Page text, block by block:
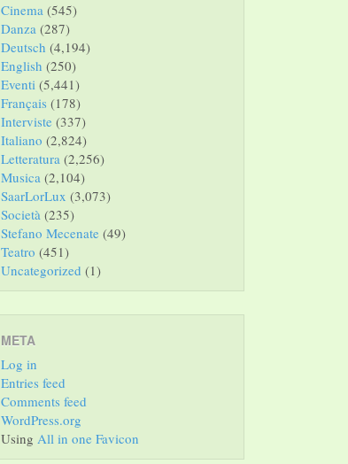
Cinema (545)
Danza (287)
Deutsch (4,194)
English (250)
Eventi (5,441)
Français (178)
Interviste (337)
Italiano (2,824)
Letteratura (2,256)
Musica (2,104)
SaarLorLux (3,073)
Società (235)
Stefano Mecenate (49)
Teatro (451)
Uncategorized (1)
META
Log in
Entries feed
Comments feed
WordPress.org
Using All in one Favicon